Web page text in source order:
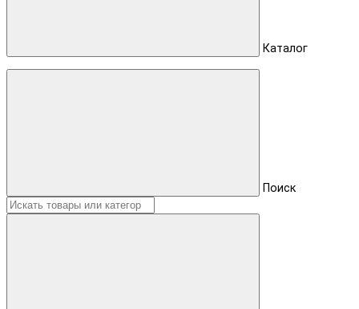
Каталог
Поиск